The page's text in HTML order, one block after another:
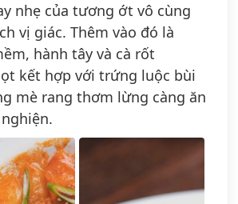
nhẹ của tương ớt vô cùng
vị giác. Thêm vào đó là
hành tây và cà rốt
kết hợp với trứng luộc bùi
mè rang thơm lừng càng ăn